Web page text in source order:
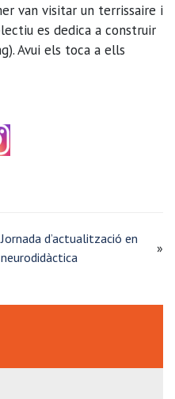
van visitar un terrissaire i
es dedica a construir
Avui els toca a ells
Jornada d’actualització en
neurodidàctica
»